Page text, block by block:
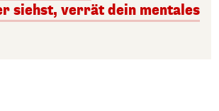
siehst, verrät dein mentales